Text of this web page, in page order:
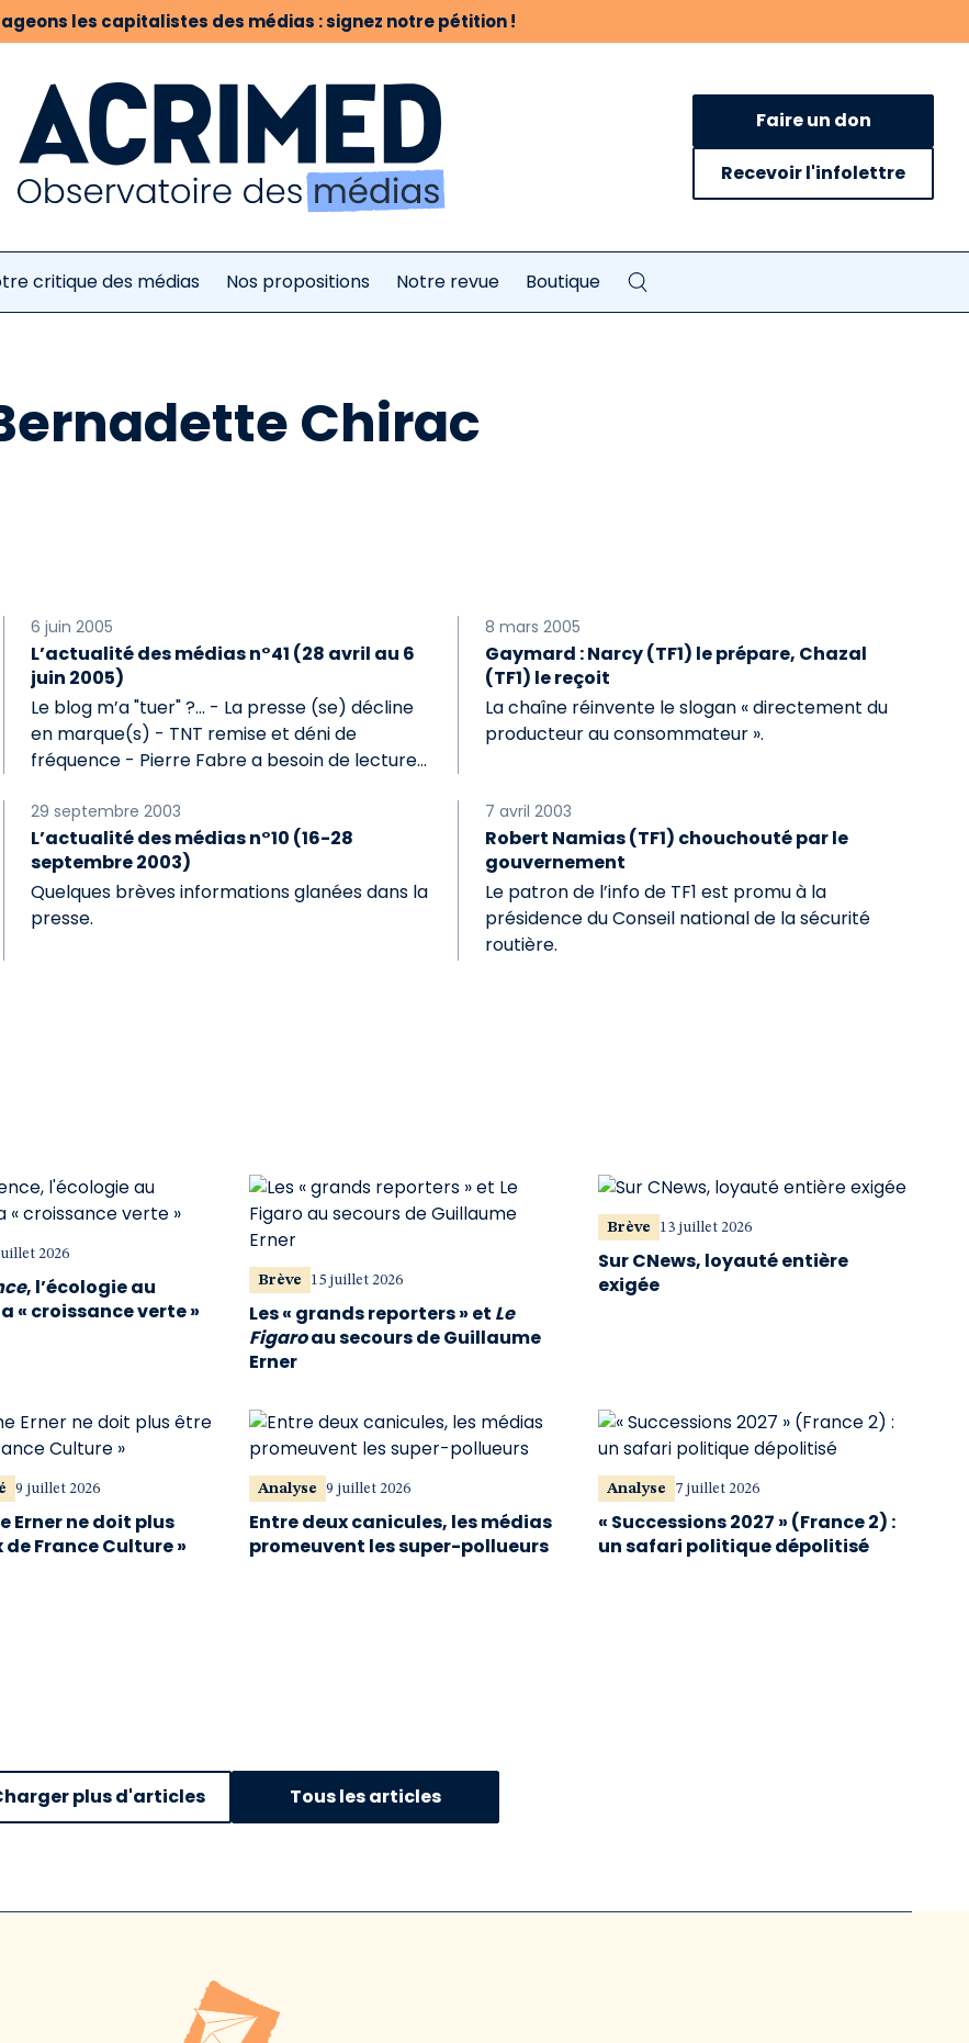
les capitalistes des médias : signez notre pétition !
Faire un don
Recevoir l'infolettre
critique des médias Nos propositions Notre revue Boutique
Chirac
6 juin 2005
L’actualité des médias n°41 (28 avril au 6
juin 2005)
Le blog m’a "tuer" ?... - La presse (se) décline
en marque(s) - TNT remise et déni de
fréquence - Pierre Fabre a besoin de lecture...
8 mars 2005
Gaymard : Narcy (TF1) le prépare, Chazal
(TF1) le reçoit
La chaîne réinvente le slogan « directement du
producteur au consommateur ».
29 septembre 2003
L’actualité des médias n°10 (16-28
septembre 2003)
Quelques brèves informations glanées dans la
presse.
7 avril 2003
Robert Namias (TF1) chouchouté par le
gouvernement
Le patron de l’info de TF1 est promu à la
présidence du Conseil national de la sécurité
routière.
2026
, l’écologie au
« croissance verte »
Brève 15 juillet 2026
Les « grands reporters » et Le
Figaroau secours de Guillaume
Erner
Brève 13 juillet 2026
Sur CNews, loyauté entière
exigée
9 juillet 2026
Erner ne doit plus
France Culture »
Analyse 9 juillet 2026
Entre deux canicules, les médias
promeuvent les super-pollueurs
Analyse 7 juillet 2026
« Successions 2027 » (France 2) :
un safari politique dépolitisé
plus d'articles Tous les articles